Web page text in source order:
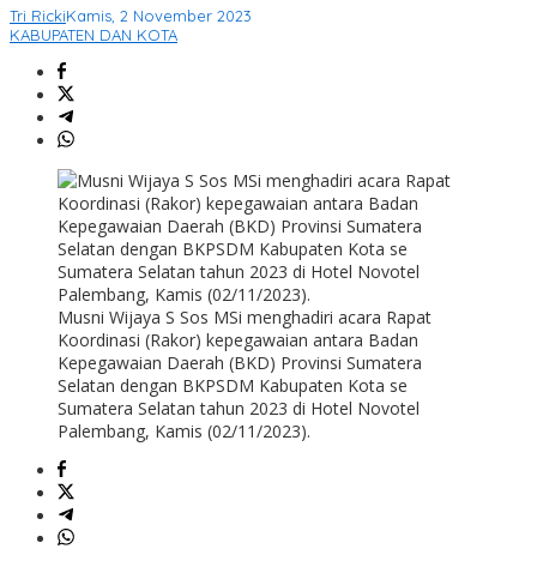
Tri RickiKamis, 2 November 2023
KABUPATEN DAN KOTA
Musni Wijaya S Sos MSi menghadiri acara Rapat
Koordinasi (Rakor) kepegawaian antara Badan
Kepegawaian Daerah (BKD) Provinsi Sumatera
Selatan dengan BKPSDM Kabupaten Kota se
Sumatera Selatan tahun 2023 di Hotel Novotel
Palembang, Kamis (02/11/2023).